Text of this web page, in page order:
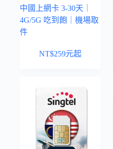
中國上網卡 3-30天｜
4G/5G 吃到飽｜機場取
件
NT$259元起